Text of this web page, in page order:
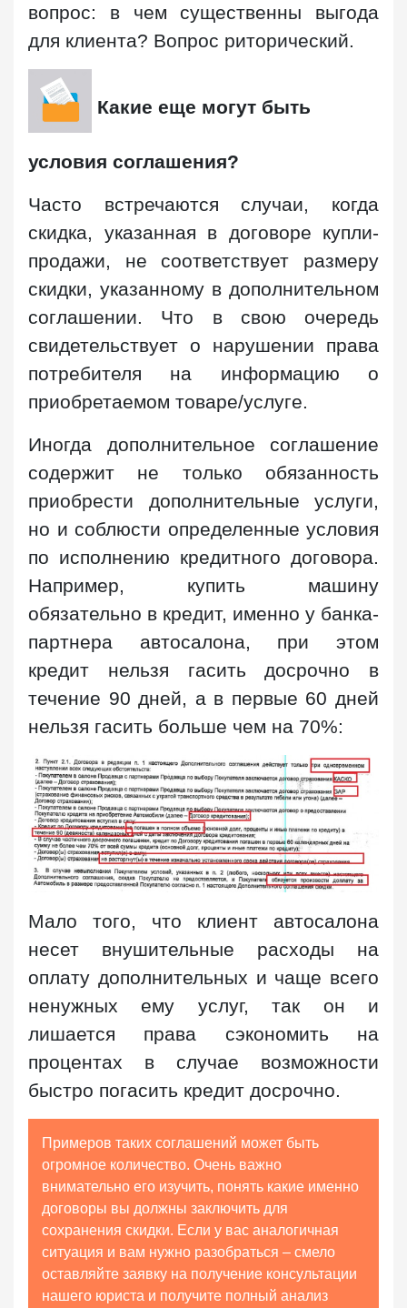
вопрос: в чем существенны выгода
для клиента? Вопрос риторический.
Какие еще могут быть
условия соглашения?
Часто встречаются случаи, когда
скидка, указанная в договоре купли-
продажи, не соответствует размеру
скидки, указанному в дополнительном
соглашении. Что в свою очередь
свидетельствует о нарушении права
потребителя на информацию о
приобретаемом товаре/услуге.
Иногда дополнительное соглашение
содержит не только обязанность
приобрести дополнительные услуги,
но и соблюсти определенные условия
по исполнению кредитного договора.
Например, купить машину
обязательно в кредит, именно у банка-
партнера автосалона, при этом
кредит нельзя гасить досрочно в
течение 90 дней, а в первые 60 дней
нельзя гасить больше чем на 70%:
Мало того, что клиент автосалона
несет внушительные расходы на
оплату дополнительных и чаще всего
ненужных ему услуг, так он и
лишается права сэкономить на
процентах в случае возможности
быстро погасить кредит досрочно.
Примеров таких соглашений может быть
огромное количество. Очень важно
внимательно его изучить, понять какие именно
договоры вы должны заключить для
сохранения скидки. Если у вас аналогичная
ситуация и вам нужно разобраться – смело
оставляйте заявку на получение консультации
нашего юриста и получите полный анализ